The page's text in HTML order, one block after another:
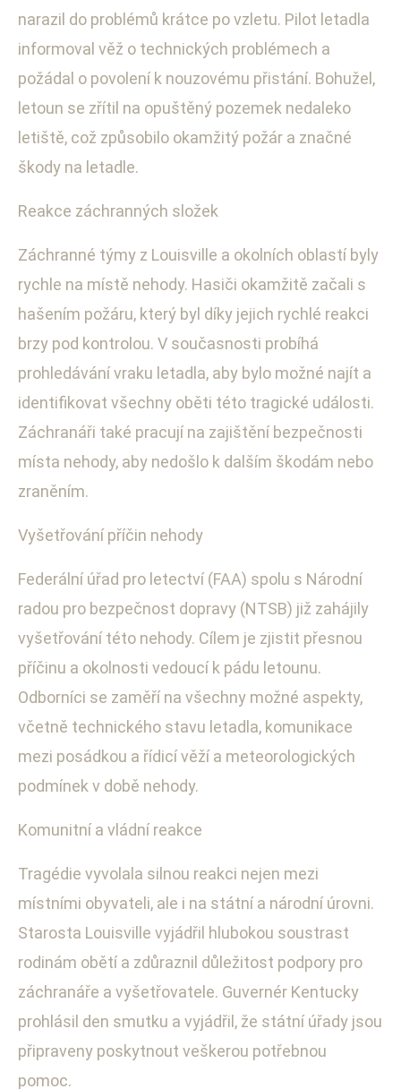
narazil do problémů krátce po vzletu. Pilot letadla
informoval věž o technických problémech a
požádal o povolení k nouzovému přistání. Bohužel,
letoun se zřítil na opuštěný pozemek nedaleko
letiště, což způsobilo okamžitý požár a značné
škody na letadle.
Reakce záchranných složek
Záchranné týmy z Louisville a okolních oblastí byly
rychle na místě nehody. Hasiči okamžitě začali s
hašením požáru, který byl díky jejich rychlé reakci
brzy pod kontrolou. V současnosti probíhá
prohledávání vraku letadla, aby bylo možné najít a
identifikovat všechny oběti této tragické události.
Záchranáři také pracují na zajištění bezpečnosti
místa nehody, aby nedošlo k dalším škodám nebo
zraněním.
Vyšetřování příčin nehody
Federální úřad pro letectví (FAA) spolu s Národní
radou pro bezpečnost dopravy (NTSB) již zahájily
vyšetřování této nehody. Cílem je zjistit přesnou
příčinu a okolnosti vedoucí k pádu letounu.
Odborníci se zaměří na všechny možné aspekty,
včetně technického stavu letadla, komunikace
mezi posádkou a řídicí věží a meteorologických
podmínek v době nehody.
Komunitní a vládní reakce
Tragédie vyvolala silnou reakci nejen mezi
místními obyvateli, ale i na státní a národní úrovni.
Starosta Louisville vyjádřil hlubokou soustrast
rodinám obětí a zdůraznil důležitost podpory pro
záchranáře a vyšetřovatele. Guvernér Kentucky
prohlásil den smutku a vyjádřil, že státní úřady jsou
připraveny poskytnout veškerou potřebnou
pomoc.